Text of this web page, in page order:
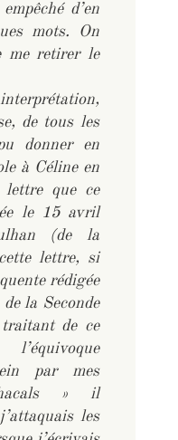
d’en
mots. On
retirer le
de tous les
donner en
à Céline en
que ce
le 15 avril
(de la
lettre, si
rédigée
la Seconde
de ce
par mes
» il
les